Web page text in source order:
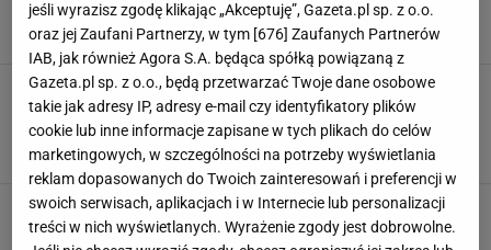
niezastąpiona
HM LNIANE UBRANIA NEWS SPODNIE DAMSKIE
Bez tego gadżetu już się nie obejdziesz! Na
szczęście w Biedronce jest za 15 zł. Tanio też
w Sinsay i H&M
BIEDRONKA HM OKULARY PRZECIWSŁONECZNE SINSAY
Najbardziej stylowa kurtka tego sezonu jest już
na promocji! Możecie ją kupić za ułamek
jeśli wyrazisz zgodę klikając „Akceptuję”, Gazeta.pl sp. z o.o.
oraz jej Zaufani Partnerzy, w tym [ 676 ] Zaufanych Partnerów
IAB, jak również Agora S.A. będąca spółką powiązaną z
Gazeta.pl sp. z o.o., będą przetwarzać Twoje dane osobowe
takie jak adresy IP, adresy e-mail czy identyfikatory plików
cookie lub inne informacje zapisane w tych plikach do celów
marketingowych, w szczególności na potrzeby wyświetlania
reklam dopasowanych do Twoich zainteresowań i preferencji w
swoich serwisach, aplikacjach i w Internecie lub personalizacji
treści w nich wyświetlanych. Wyrażenie zgody jest dobrowolne.